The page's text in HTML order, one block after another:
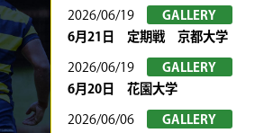
2026/06/19
GALLERY
6月21日 定期戦 京都大学
2026/06/19
GALLERY
6月20日 花園大学
2026/06/06
GALLERY